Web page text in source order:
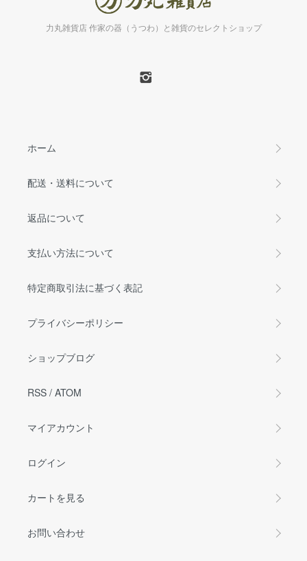
力丸雑貨店 作家の器（うつわ）と雑貨のセレクトショップ
ホーム
配送・送料について
返品について
支払い方法について
特定商取引法に基づく表記
プライバシーポリシー
ショップブログ
RSS / ATOM
マイアカウント
ログイン
カートを見る
お問い合わせ